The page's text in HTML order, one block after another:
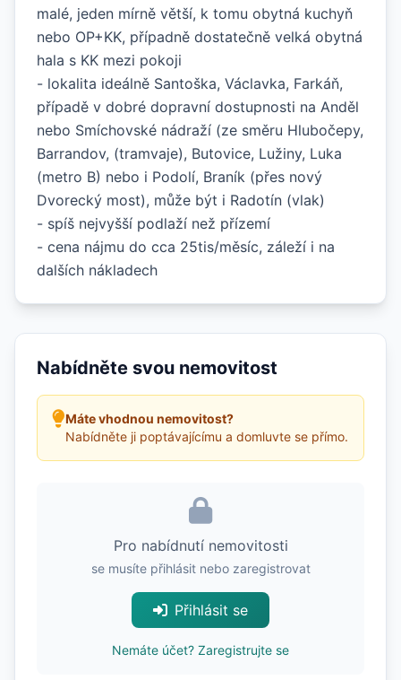
malé, jeden mírně větší, k tomu obytná kuchyň
nebo OP+KK, případně dostatečně velká obytná
hala s KK mezi pokoji
- lokalita ideálně Santoška, Václavka, Farkáň,
případě v dobré dopravní dostupnosti na Anděl
nebo Smíchovské nádraží (ze směru Hlubočepy,
Barrandov, (tramvaje), Butovice, Lužiny, Luka
(metro B) nebo i Podolí, Braník (přes nový
Dvorecký most), může být i Radotín (vlak)
- spíš nejvyšší podlaží než přízemí
- cena nájmu do cca 25tis/měsíc, záleží i na
dalších nákladech
Nabídněte svou nemovitost
Máte vhodnou nemovitost?
Nabídněte ji poptávajícímu a domluvte se přímo.
Pro nabídnutí nemovitosti
se musíte přihlásit nebo zaregistrovat
Přihlásit se
Nemáte účet? Zaregistrujte se